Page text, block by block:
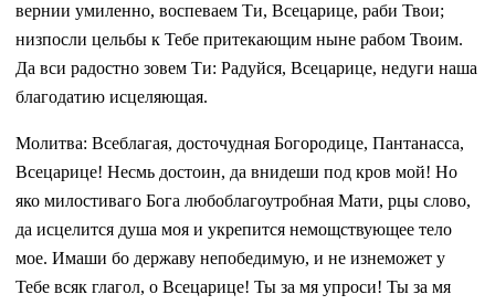
вернии умиленно, воспеваем Ти, Всецарице, раби Твои;
низпосли цельбы к Тебе притекающим ныне рабом Твоим.
Да вси радостно зовем Ти: Радуйся, Всецарице, недуги наша
благодатию исцеляющая.
Молитва: Всеблагая, досточудная Богородице, Пантанасса,
Всецарице! Несмь достоин, да внидеши под кров мой! Но
яко милостиваго Бога любоблагоутробная Мати, рцы слово,
да исцелится душа моя и укрепится немощствующее тело
мое. Имаши бо державу непобедимую, и не изнеможет у
Тебе всяк глагол, о Всецарице! Ты за мя упроси! Ты за мя